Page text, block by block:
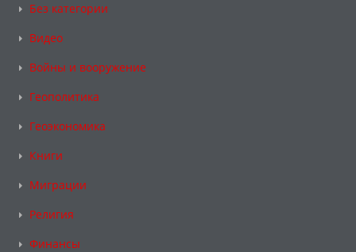
Без категории
Видео
Войны и вооружение
Геополитика
Геоэкономика
Книги
Миграции
Религия
Финансы